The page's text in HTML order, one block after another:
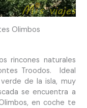
Olimbos
rincones naturales
Troodos. Ideal
de la isla, muy
se encuentra a
en coche te